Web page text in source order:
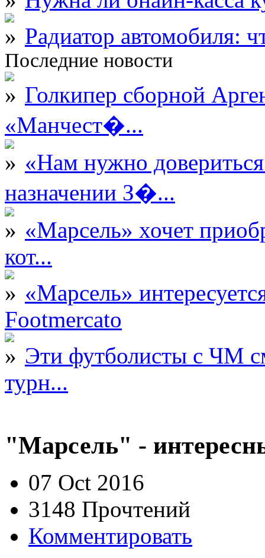
Радиатор автомобиля:
Последние новости
Голкипер сборной
«Манчест�...
«Нам нужно
назначении З�...
«Марсель» хочет
кот...
«Марсель»
Footmercato
Эти футболисты с ЧМ
турн...
"Марсель" -
07 Oct 2016
3148 Прочтений
Комментировать